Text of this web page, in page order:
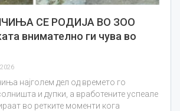
СЕ РОДИЈА ВО ЗОО
внимателно ги чува во
најголем дел од времето го
и дупки, а вработените успеале
во ретките моменти кога